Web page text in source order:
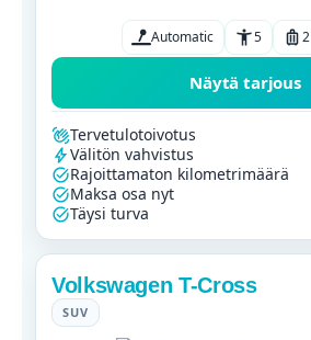
Automatic 5 2
Näytä tarjous
Tervetulotoivotus
Välitön vahvistus
Rajoittamaton kilometrimäärä
Maksa osa nyt
Täysi turva
Volkswagen T-Cross
SUV